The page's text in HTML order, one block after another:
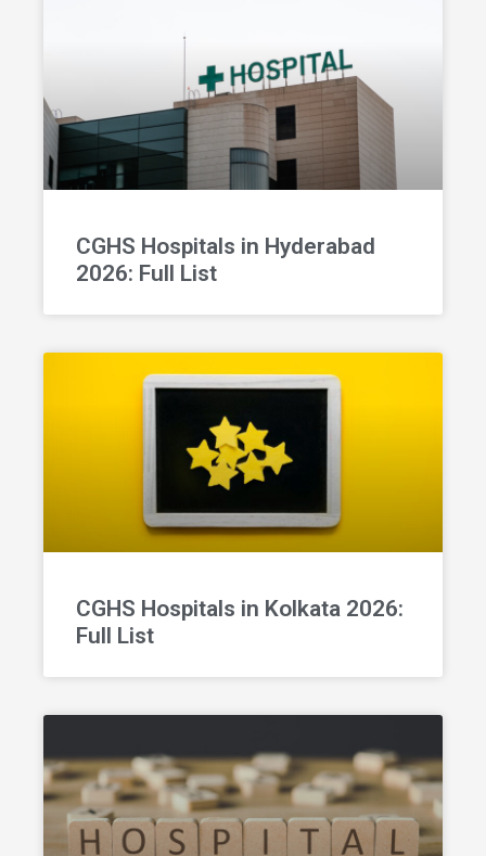
CGHS Hospitals in Hyderabad
2026: Full List
CGHS Hospitals in Kolkata 2026:
Full List